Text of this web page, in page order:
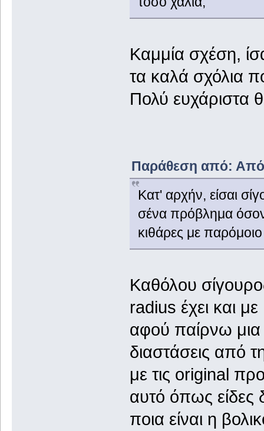
Καμμία σχέση,
τα καλά σχόλια
Πολύ ευχάριστα
Παράθεση από:
Kατ' αρχήν, είσαι
σένα πρόβλημα
κιθάρες με
Καθόλου
radius έχει και
αφού παίρνω μια
διαστάσεις από
με τις original
αυτό όπως είδες
ποια είναι η